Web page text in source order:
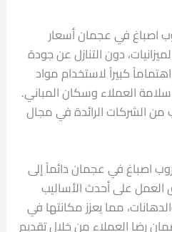
اصباغ في عجمان أسعار
دون التنازل عن جودة
كبيراً لاستخدام مواد
العملاء وسكان المباني.
من الشركات الرائدة في مجال
اصباغ في عجمان دائماً إلى
العمل على أحدث الأساليب
مما يعزز مكانتها في
رضا العملاء من خلال تقديم